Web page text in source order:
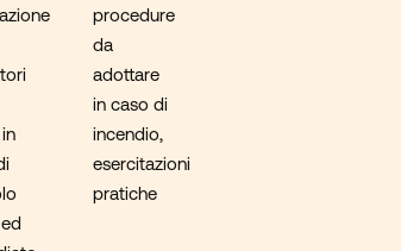
procedure
da
adottare
in caso di
incendio,
esercitazioni
pratiche